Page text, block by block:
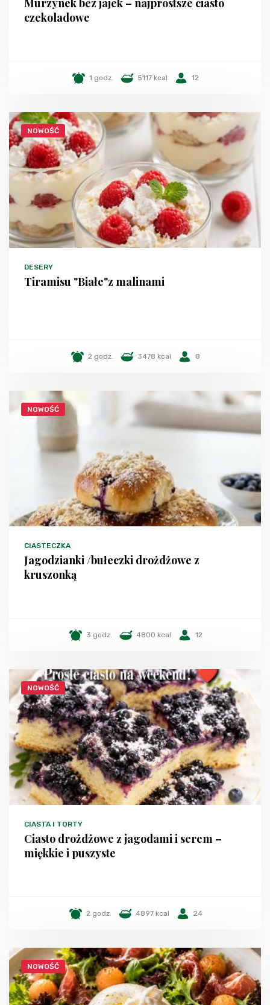
Murzynek bez jajek – najprostsze ciasto
czekoladowe
1 godz. 5117 kcal 12
NOWOŚĆ
DESERY
Tiramisu "Białe"z malinami
2 godz. 3478 kcal 8
NOWOŚĆ
CIASTECZKA
Jagodzianki /bułeczki drożdżowe z
kruszonką
3 godz. 4800 kcal 12
NOWOŚĆ
CIASTA I TORTY
Ciasto drożdżowe z jagodami i serem –
miękkie i puszyste
2 godz. 4897 kcal 24
NOWOŚĆ